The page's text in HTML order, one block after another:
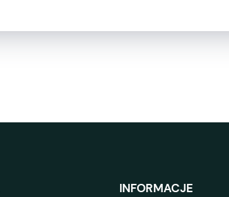
INFORMACJE